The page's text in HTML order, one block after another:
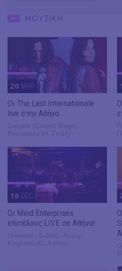
ΜΟΥΣΙΚΗ
20 MAR
Οι The Last Internationale
live στην Αθήνα
18 DEC
Οι Mind Enterprises
επιτέλους LIVE σε Αθήνα!